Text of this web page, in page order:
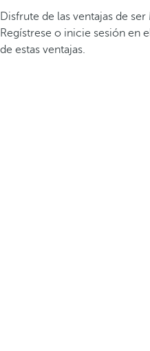
Disfrute de las ventajas de
Regístrese o inicie sesión en
de estas ventajas.